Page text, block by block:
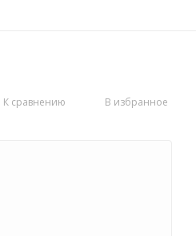
К сравнению В избранное